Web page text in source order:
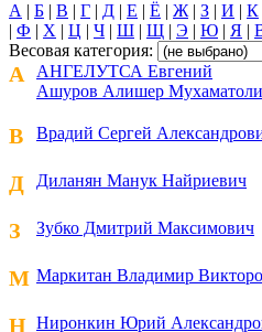
А | Б | В | Г | Д | Е | Ё | Ж | З | И | К
| Ф | Х | Ц | Ч | Ш | Щ | Э | Ю | Я |
Весовая категория:
А
АНГЕЛУТСА Евгений
Ашуров Алишер
В Врадий Сергей
Д Диланян Манук Найриевич
З Зубко Дмитрий Максимович
М Маркитан Владимир
Н Ниронкин Юрий